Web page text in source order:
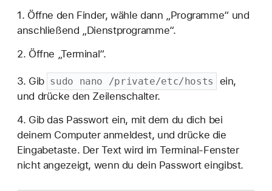
1. Öffne den Finder, wähle dann „Programme“ und
anschließend „Dienstprogramme“.
2. Öffne „Terminal“.
3. Gib sudo nano /private/etc/hosts
ein,
und drücke den Zeilenschalter.
4. Gib das Passwort ein, mit dem du dich bei
deinem Computer anmeldest, und drücke die
Eingabetaste. Der Text wird im Terminal-Fenster
nicht angezeigt, wenn du dein Passwort eingibst.